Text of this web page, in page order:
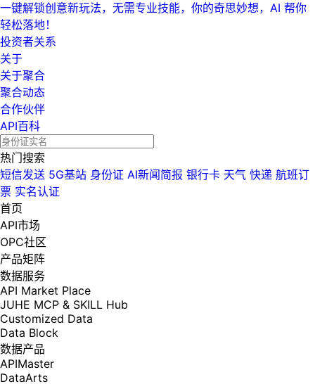
一键解锁创意新玩法，无需专业技能，你的奇思妙想，AI 帮你
轻松落地！
投资者关系
关于
关于聚合
聚合动态
合作伙伴
API百科
热门搜索
短信发送 5G基站 身份证 AI新闻简报 银行卡 天气 快递 航班订
票 实名认证
首页
API市场
OPC社区
产品矩阵
数据服务
API Market Place
JUHE MCP & SKILL Hub
Customized Data
Data Block
数据产品
APIMaster
DataArts